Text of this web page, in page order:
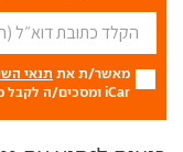
מאשר/ת את תנאי
iCar ומסכים/ה לקבל מכם דברי פרסום.